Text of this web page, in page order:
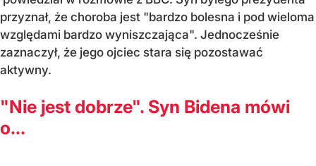
przyznał, że choroba jest "bardzo bolesna i pod wieloma
względami bardzo wyniszczająca". Jednocześnie
zaznaczył, że jego ojciec stara się pozostawać
aktywny.
"Nie jest dobrze". Syn Bidena mówi
o...